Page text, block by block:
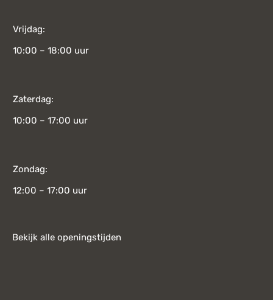
Vrijdag:
10:00 – 18:00 uur
Zaterdag:
10:00 – 17:00 uur
Zondag:
12:00 – 17:00 uur
Bekijk alle openingstijden